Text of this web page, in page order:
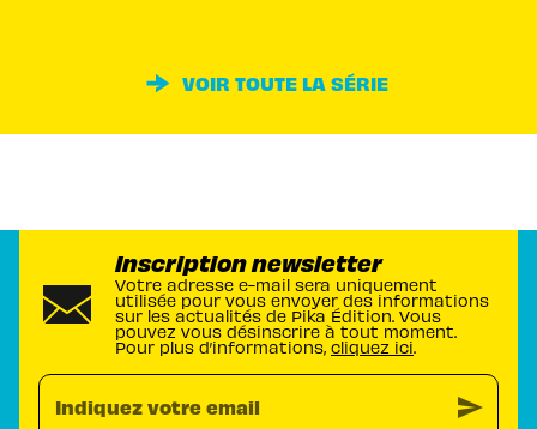
VOIR TOUTE LA SÉRIE
Inscription newsletter
Votre adresse e-mail sera uniquement
utilisée pour vous envoyer des informations
sur les actualités de Pika Édition. Vous
pouvez vous désinscrire à tout moment.
Pour plus d’informations, cliquez ici.
Indiquez votre email send